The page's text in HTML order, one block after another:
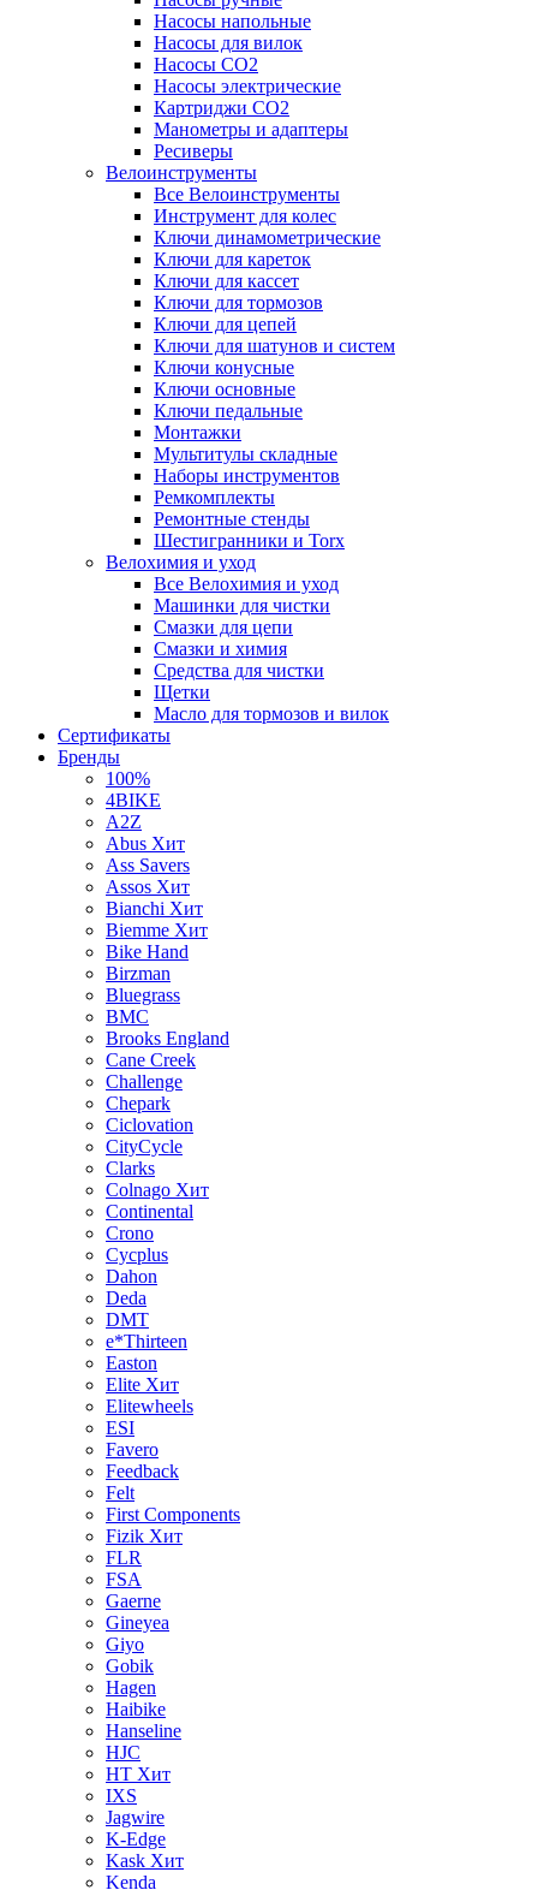
Насосы напольные
Насосы для вилок
Насосы CO2
Насосы электрические
Картриджи CO2
Манометры и адаптеры
Ресиверы
Велоинструменты
Все Велоинструменты
Инструмент для колес
Ключи динамометрические
Ключи для кареток
Ключи для кассет
Ключи для тормозов
Ключи для цепей
Ключи для шатунов и систем
Ключи конусные
Ключи основные
Ключи педальные
Монтажки
Мультитулы складные
Наборы инструментов
Ремкомплекты
Ремонтные стенды
Шестигранники и Torx
Велохимия и уход
Все Велохимия и уход
Машинки для чистки
Смазки для цепи
Смазки и химия
Средства для чистки
Щетки
Масло для тормозов и вилок
Сертификаты
Бренды
100%
4BIKE
A2Z
Abus Хит
Ass Savers
Assos Хит
Bianchi Хит
Biemme Хит
Bike Hand
Birzman
Bluegrass
BMC
Brooks England
Cane Creek
Challenge
Chepark
Ciclovation
CityCycle
Clarks
Colnago Хит
Continental
Crono
Cycplus
Dahon
Deda
DMT
e*Thirteen
Easton
Elite Хит
Elitewheels
ESI
Favero
Feedback
Felt
First Components
Fizik Хит
FLR
FSA
Gaerne
Gineyea
Giyo
Gobik
Hagen
Haibike
Hanseline
HJC
HT Хит
IXS
Jagwire
K-Edge
Kask Хит
Kenda